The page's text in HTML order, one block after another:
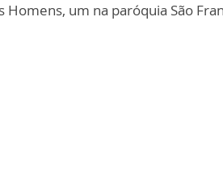
um na paróquia São